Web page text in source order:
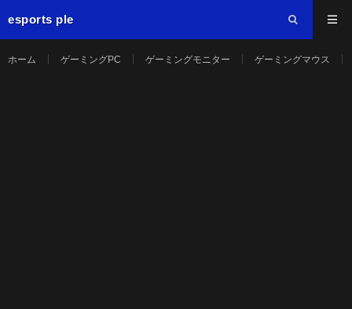
esports ple
ホーム ゲーミングPC ゲーミングモニター ゲーミングマウス